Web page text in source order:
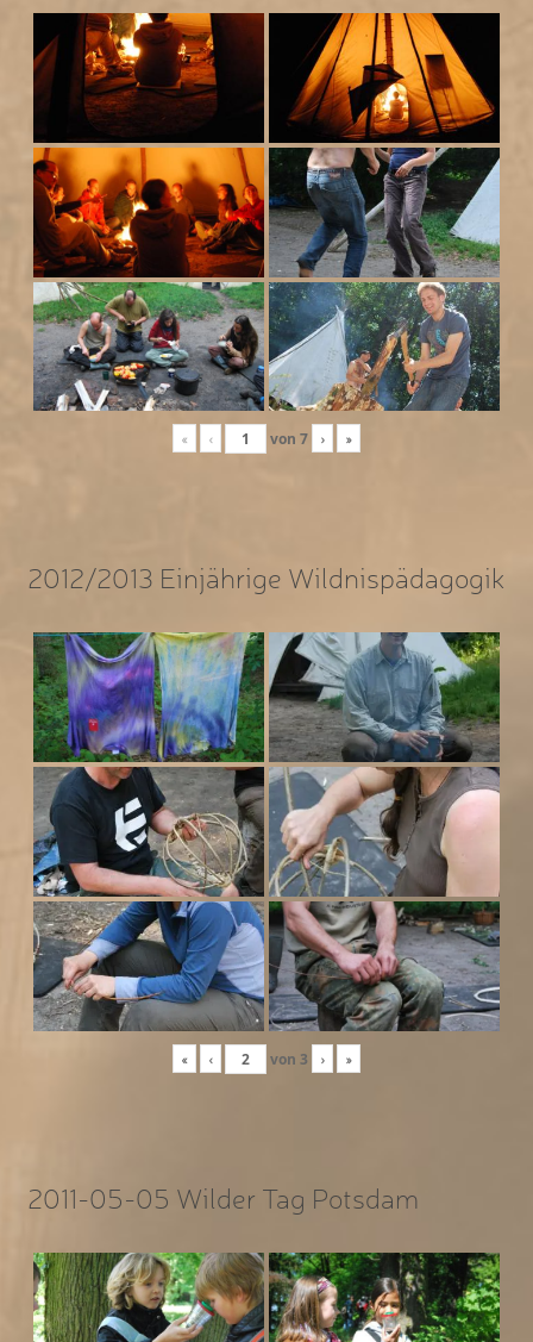
« ‹ von 7 › »
2012/2013 Einjährige Wildnispädagogik
« ‹ von 3 › »
2011-05-05 Wilder Tag Potsdam